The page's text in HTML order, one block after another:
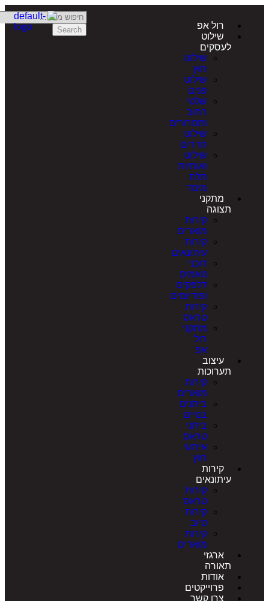
רול אפ
שילוט
לעסקים
שילוט
שילוט
שלטי
ותמרורים
שילוט
חדרים
שילוט
ואותיות
מתקני
קירות
מוארים
קירות
עיתונאים
דוכני
נואמים
דלפקים
ופודיומים
קירות
מתקני
עיצוב
תערוכות
קירות
מוארים
ביתנים
ביתני
אירועי
קירות
עיתונאים
קירות
קירות
קירות
מוארים
ארגזי
תאורה
אודות
פרוייקטים
צרו קשר
Search